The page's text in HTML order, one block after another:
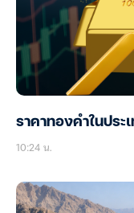
ราคาทองคำในประ
10:24 น.